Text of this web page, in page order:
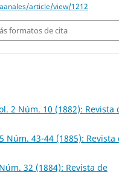
article/view/1212
formatos de cita
2 Núm. 10 (1882): Revista
Núm. 43-44 (1885): Revista
32 (1884): Revista de